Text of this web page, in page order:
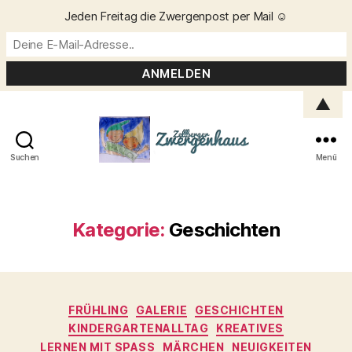
Suchen Menü
Kategorie: Geschichten
Kategorien
FRÜHLING GALERIE
GESCHICHTEN
KINDERGARTENALLTAG
KREATIVES
LERNEN MIT SPASS
MÄRCHEN
NEUIGKEITEN
Jeden Freitag die Zwergenpost per Mail ☺️
▲